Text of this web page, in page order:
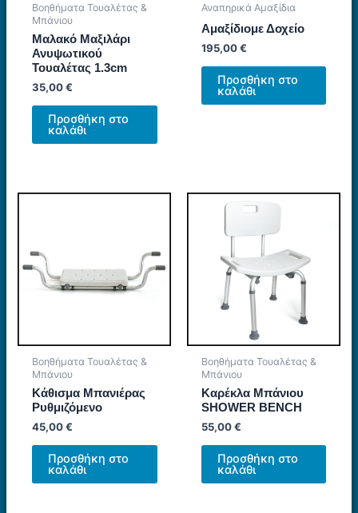
Βοηθήματα Τουαλέτας &
Μπάνιου
Μαλακό Μαξιλάρι
Ανυψωτικού
Τουαλέτας 1.3cm
35,00€
Προσθήκη στο
καλάθι
Αναπηρικά Αμαξίδια
Αμαξίδιομε Δοχείο
195,00€
Προσθήκη στο
καλάθι
Βοηθήματα Τουαλέτας &
Μπάνιου
Κάθισμα Μπανιέρας
Ρυθμιζόμενο
45,00€
Προσθήκη στο
καλάθι
Βοηθήματα Τουαλέτας &
Μπάνιου
Καρέκλα Μπάνιου
SHOWER BENCH
55,00€
Προσθήκη στο
καλάθι